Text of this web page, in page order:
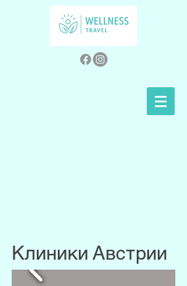
Клиники Австрии